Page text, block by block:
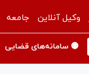
وکیل آنلاین جامعه
🟡 سامانه‌های قضایی